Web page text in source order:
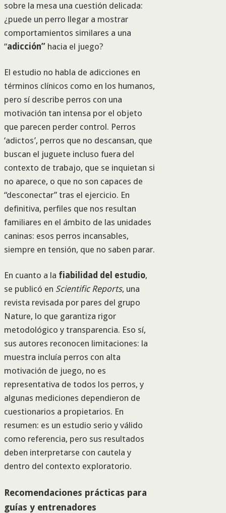
sobre la mesa una cuestión delicada:
¿puede un perro llegar a mostrar
comportamientos similares a una
“adicción”hacia el juego?
El estudio no habla de adicciones en
términos clínicos como en los humanos,
pero sí describe perros con una
motivación tan intensa por el objeto
que parecen perder control. Perros
‘adictos’, perros que no descansan, que
buscan el juguete incluso fuera del
contexto de trabajo, que se inquietan si
no aparece, o que no son capaces de
“desconectar” tras el ejercicio. En
definitiva, perfiles que nos resultan
familiares en el ámbito de las unidades
caninas: esos perros incansables,
siempre en tensión, que no saben parar.
En cuanto a la fiabilidad del estudio,
se publicó en Scientific Reports, una
revista revisada por pares del grupo
Nature, lo que garantiza rigor
metodológico y transparencia. Eso sí,
sus autores reconocen limitaciones: la
muestra incluía perros con alta
motivación de juego, no es
representativa de todos los perros, y
algunas mediciones dependieron de
cuestionarios a propietarios. En
resumen: es un estudio serio y válido
como referencia, pero sus resultados
deben interpretarse con cautela y
dentro del contexto exploratorio.
Recomendaciones prácticas para
guías y entrenadores